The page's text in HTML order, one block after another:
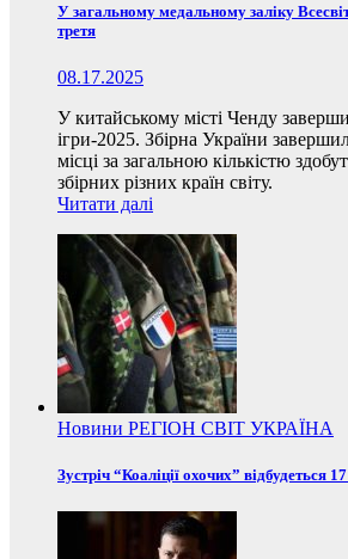
У загальному медальному заліку
третя
08.17.2025
У китайському місті Ченду
ігри-2025. Збірна України
місці за загальною кількістю
збірних різних країн світу.
Читати далі
Новини РЕГІОН СВІТ УКРАЇНА
Зустріч “Коаліції охочих” відбудеться